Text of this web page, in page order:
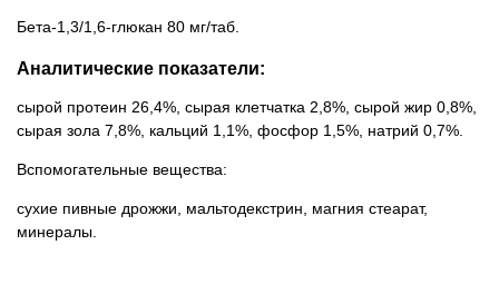
Бета-1,3/1,6-глюкан 80 мг/таб.
Аналитические показатели:
сырой протеин 26,4%, сырая клетчатка 2,8%, сырой жир 0,8%,
сырая зола 7,8%, кальций 1,1%, фосфор 1,5%, натрий 0,7%.
Вспомогательные вещества:
сухие пивные дрожжи, мальтодекстрин, магния стеарат,
минералы.